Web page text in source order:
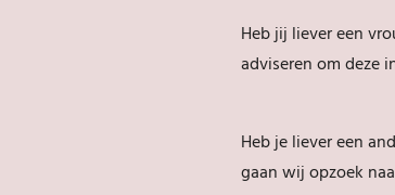
Heb jij liever een
adviseren om deze
Heb je liever een
gaan wij opzoek